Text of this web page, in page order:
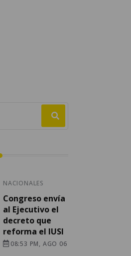
NACIONALES
Congreso envía
al Ejecutivo el
decreto que
reforma el IUSI
08:53 PM, AGO 06